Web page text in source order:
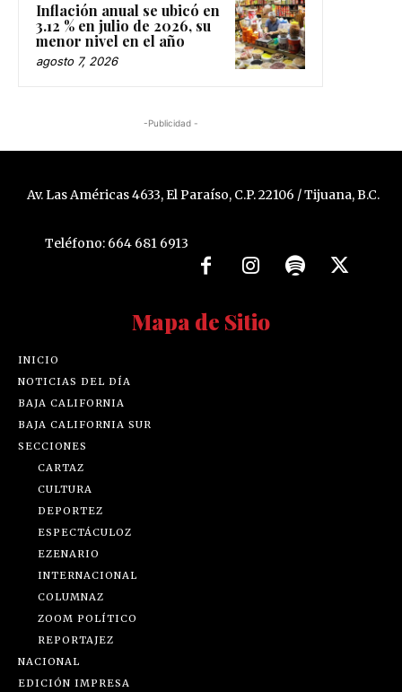
Inflación anual se ubicó en
3.12 % en julio de 2026, su
menor nivel en el año
agosto 7, 2026
-Publicidad -
Av. Las Américas 4633, El Paraíso, C.P. 22106 / Tijuana, B.C.
Teléfono: 664 681 6913
Mapa de Sitio
INICIO
NOTICIAS DEL DÍA
BAJA CALIFORNIA
BAJA CALIFORNIA SUR
SECCIONES
CARTAZ
CULTURA
DEPORTEZ
ESPECTÁCULOZ
EZENARIO
INTERNACIONAL
COLUMNAZ
ZOOM POLÍTICO
REPORTAJEZ
NACIONAL
EDICIÓN IMPRESA